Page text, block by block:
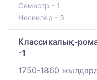
Семестр - 1
Несиелер - 3
Классикалық-
-1
1750-1860